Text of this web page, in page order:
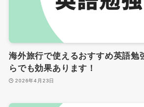
海外旅行で使えるおすすめ英語勉
らでも効果あります！
2026年4月23日